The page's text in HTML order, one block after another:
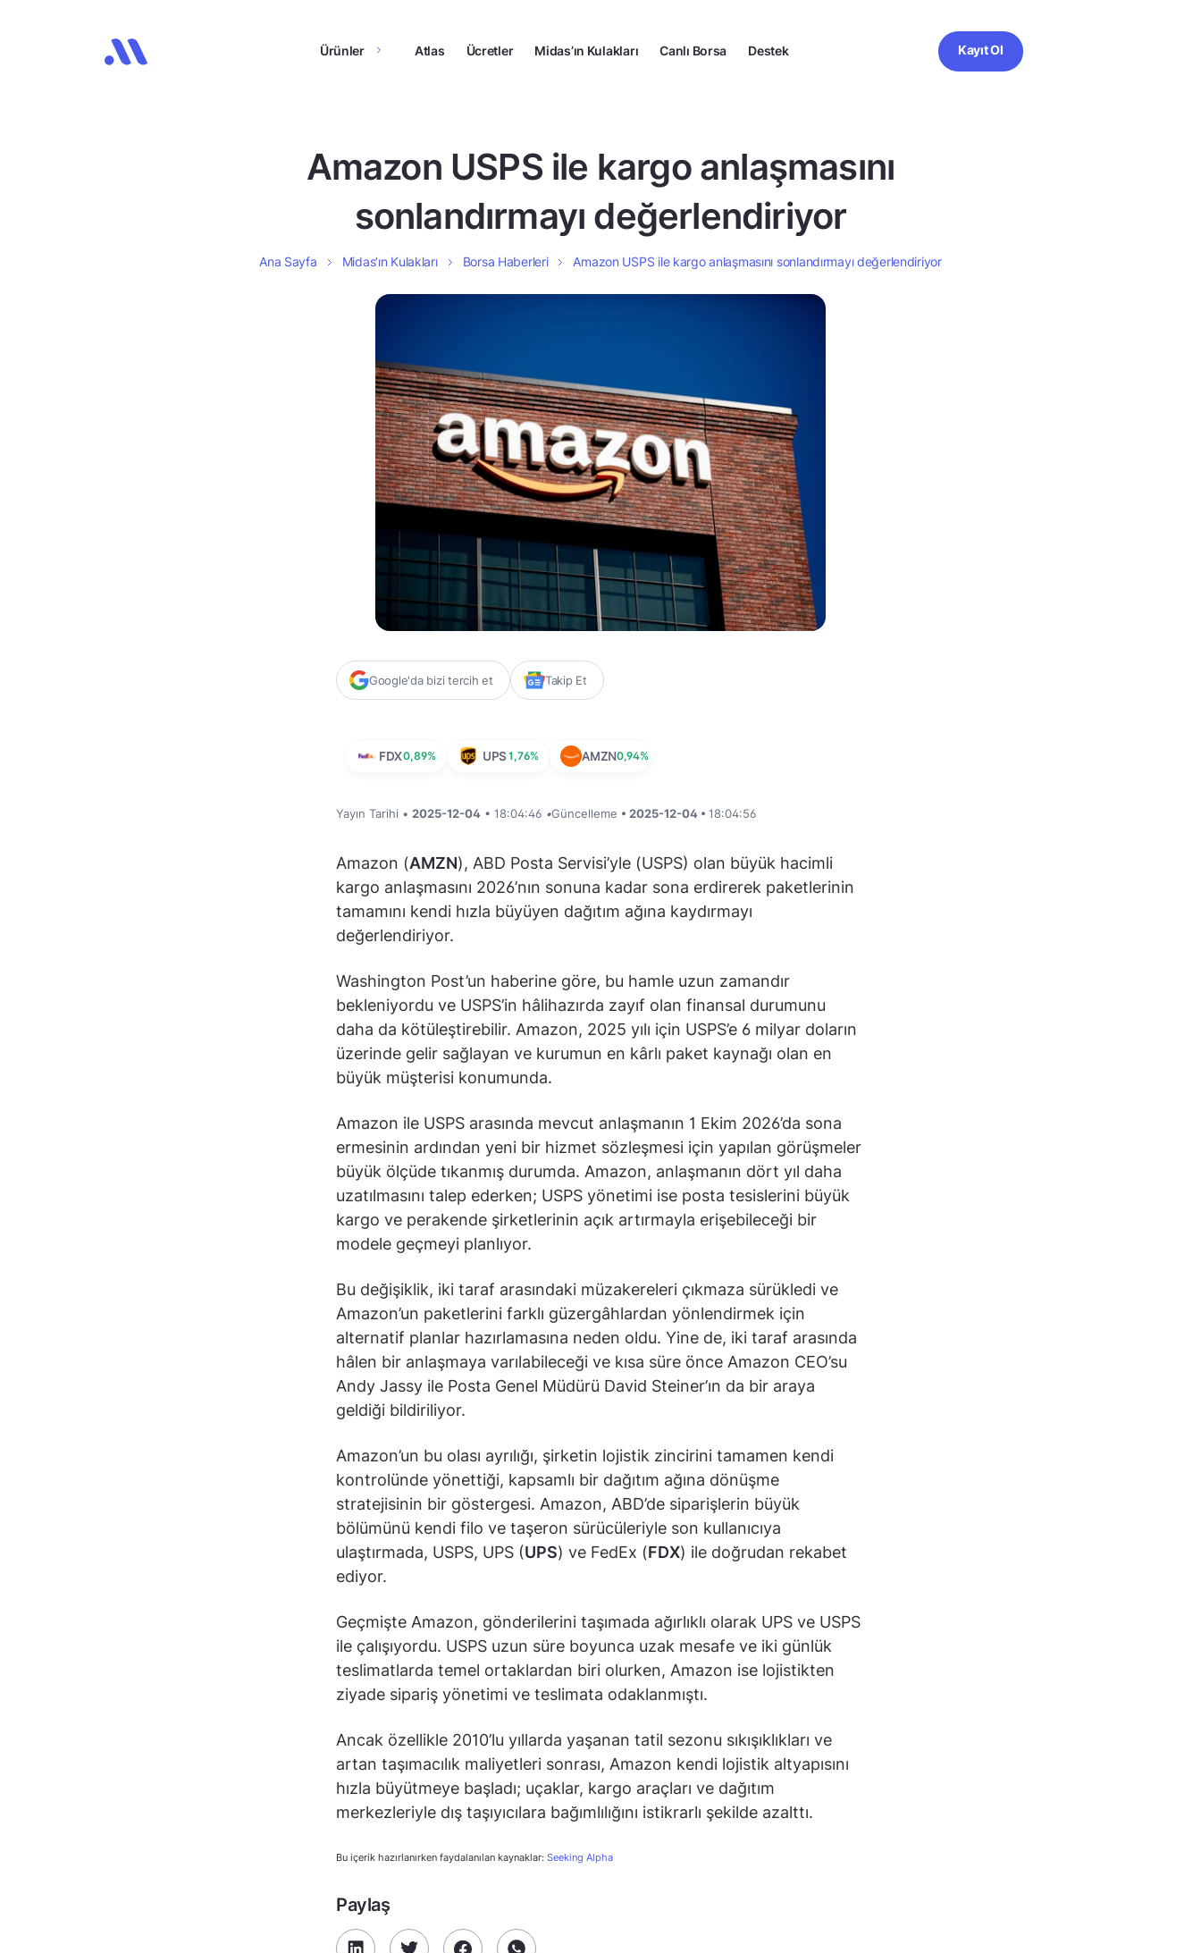
Ürünler Atlas Ücretler Midas’ın Kulakları Canlı Borsa Destek Kayıt Ol
Amazon USPS ile kargo anlaşmasını
sonlandırmayı değerlendiriyor
Ana Sayfa Midas’ın Kulakları Borsa Haberleri Amazon USPS ile kargo anlaşmasını sonlandırmayı değerlendiriyor
Google'da bizi tercih et Takip Et
FDX0,89% UPS 1,76% AMZN0,94%
Yayın Tarihi • 2025-12-04 • 18:04:46 •Güncelleme • 2025-12-04 • 18:04:56
Amazon (AMZN), ABD Posta Servisi’yle (USPS) olan büyük hacimli
kargo anlaşmasını 2026’nın sonuna kadar sona erdirerek paketlerinin
tamamını kendi hızla büyüyen dağıtım ağına kaydırmayı
değerlendiriyor.
Washington Post’un haberine göre, bu hamle uzun zamandır
bekleniyordu ve USPS’in hâlihazırda zayıf olan finansal durumunu
daha da kötüleştirebilir. Amazon, 2025 yılı için USPS’e 6 milyar doların
üzerinde gelir sağlayan ve kurumun en kârlı paket kaynağı olan en
büyük müşterisi konumunda.
Amazon ile USPS arasında mevcut anlaşmanın 1 Ekim 2026’da sona
ermesinin ardından yeni bir hizmet sözleşmesi için yapılan görüşmeler
büyük ölçüde tıkanmış durumda. Amazon, anlaşmanın dört yıl daha
uzatılmasını talep ederken; USPS yönetimi ise posta tesislerini büyük
kargo ve perakende şirketlerinin açık artırmayla erişebileceği bir
modele geçmeyi planlıyor.
Bu değişiklik, iki taraf arasındaki müzakereleri çıkmaza sürükledi ve
Amazon’un paketlerini farklı güzergâhlardan yönlendirmek için
alternatif planlar hazırlamasına neden oldu. Yine de, iki taraf arasında
hâlen bir anlaşmaya varılabileceği ve kısa süre önce Amazon CEO’su
Andy Jassy ile Posta Genel Müdürü David Steiner’ın da bir araya
geldiği bildiriliyor.
Amazon’un bu olası ayrılığı, şirketin lojistik zincirini tamamen kendi
kontrolünde yönettiği, kapsamlı bir dağıtım ağına dönüşme
stratejisinin bir göstergesi. Amazon, ABD’de siparişlerin büyük
bölümünü kendi filo ve taşeron sürücüleriyle son kullanıcıya
ulaştırmada, USPS, UPS (UPS) ve FedEx (FDX) ile doğrudan rekabet
ediyor.
Geçmişte Amazon, gönderilerini taşımada ağırlıklı olarak UPS ve USPS
ile çalışıyordu. USPS uzun süre boyunca uzak mesafe ve iki günlük
teslimatlarda temel ortaklardan biri olurken, Amazon ise lojistikten
ziyade sipariş yönetimi ve teslimata odaklanmıştı.
Ancak özellikle 2010’lu yıllarda yaşanan tatil sezonu sıkışıklıkları ve
artan taşımacılık maliyetleri sonrası, Amazon kendi lojistik altyapısını
hızla büyütmeye başladı; uçaklar, kargo araçları ve dağıtım
merkezleriyle dış taşıyıcılara bağımlılığını istikrarlı şekilde azalttı.
Bu içerik hazırlanırken faydalanılan kaynaklar: Seeking Alpha
Paylaş